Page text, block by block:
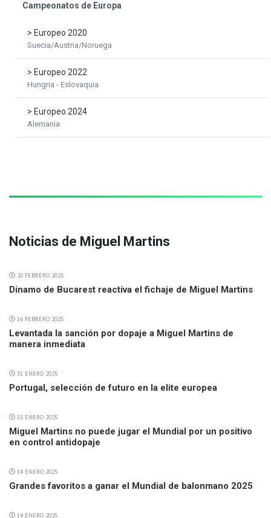
Campeonatos de Europa
> Europeo 2020
Suecia/Austria/Noruega
> Europeo 2022
Hungria - Eslovaquia
> Europeo 2024
Alemania
Noticias de Miguel Martins
20 FEBRERO 2025
Dinamo de Bucarest reactiva el fichaje de Miguel Martins
16 FEBRERO 2025
Levantada la sanción por dopaje a Miguel Martins de
manera inmediata
31 ENERO 2025
Portugal, selección de futuro en la elite europea
15 ENERO 2025
Miguel Martins no puede jugar el Mundial por un positivo
en control antidopaje
14 ENERO 2025
Grandes favoritos a ganar el Mundial de balonmano 2025
14 ENERO 2025